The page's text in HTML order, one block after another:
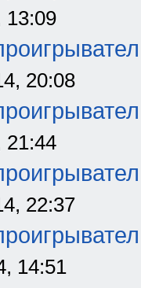
13:09
20:08
21:44
22:37
14:51